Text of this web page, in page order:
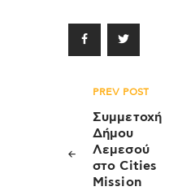
Πλοήγηση
άρθρων
PREV POST
Συμμετοχή
Δήμου
Λεμεσού
στο Cities
Mission